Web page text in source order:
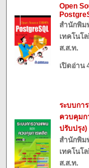
Open
สำนักพิม
เทคโนโ
ส.ส.ท.
เปิดอ่าน
ระบบกา
ควบคุมก
ปรับปรุง)
สำนักพิม
เทคโนโ
ส.ส.ท.